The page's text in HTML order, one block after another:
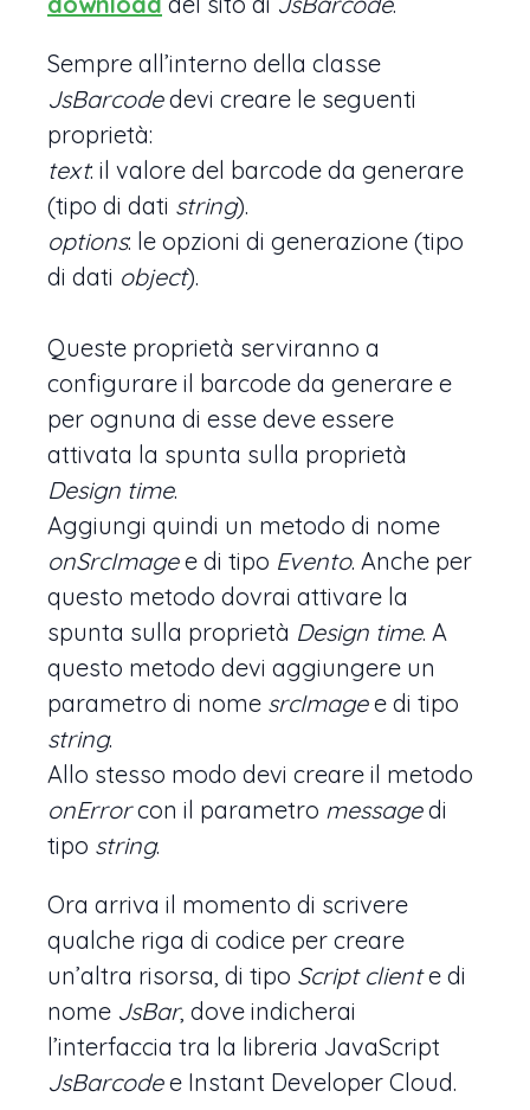
Sempre all’interno della classe
JsBarcodedevi creare le seguenti
proprietà:
text: il valore del barcode da generare
(tipo di dati string).
options: le opzioni di generazione (tipo
di dati object).
Queste proprietà serviranno a
configurare il barcode da generare e
per ognuna di esse deve essere
attivata la spunta sulla proprietà
Design time.
Aggiungi quindi un metodo di nome
onSrcImagee di tipo Evento. Anche per
questo metodo dovrai attivare la
spunta sulla proprietà Design time. A
questo metodo devi aggiungere un
parametro di nome srcImagee di tipo
string.
Allo stesso modo devi creare il metodo
onErrorcon il parametro messagedi
tipo string.
Ora arriva il momento di scrivere
qualche riga di codice per creare
un’altra risorsa, di tipo Script cliente di
nome JsBar, dove indicherai
l’interfaccia tra la libreria JavaScript
JsBarcodee Instant Developer Cloud.